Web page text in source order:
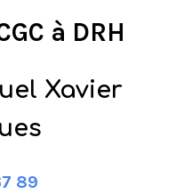
à DRH
Xavier
89